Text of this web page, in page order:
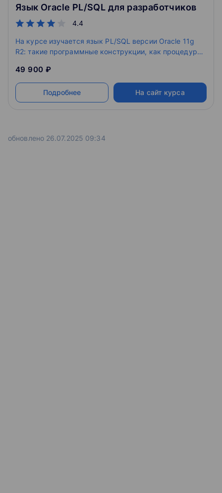
Язык Oracle PL/SQL для разработчиков
4.4
На курсе изучается язык PL/SQL версии Oracle 11g
R2: такие программные конструкции, как процедуры,
стандартных пакетов; динамический SQL; массовые
загрузки данных с помощью коллекций; способы
влияния на компиляцию PL/SQL-кода и механизм
управления зависимостями. В качестве инструмента
49 900 ₽
Подробнее На сайт курса
обновлено 26.07.2025 09:34